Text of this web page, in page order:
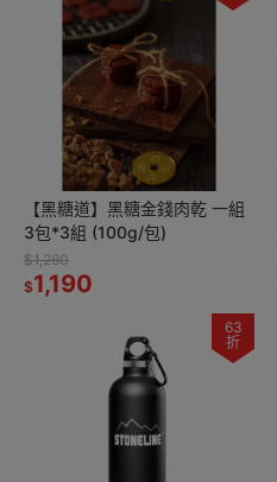
【黑糖道】黑糖金錢肉乾 一組
3包*3組 (100g/包)
$1,260
$1,190
63
折